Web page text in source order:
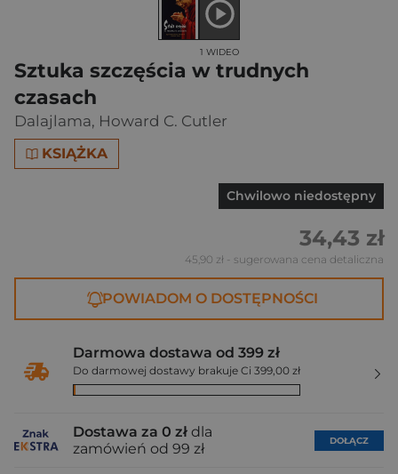
Sztuka szczęścia w trudnych
czasach
Dalajlama, Howard C. Cutler
KSIĄŻKA
1 WIDEO
Chwilowo niedostępny
34,43 zł
45,90 zł - sugerowana cena detaliczna
POWIADOM O DOSTĘPNOŚCI
Darmowa dostawa od 399 zł
Do darmowej dostawy brakuje Ci 399,00 zł
Dostawa za 0 zł dla
zamówień od 99 zł
DOŁĄCZ